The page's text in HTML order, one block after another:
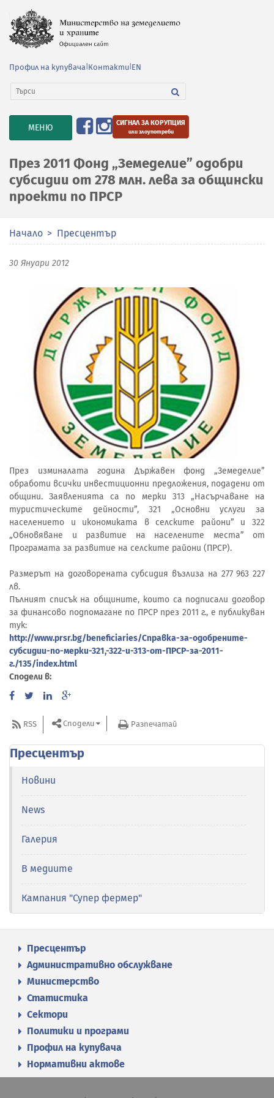
Профил на купувача Контакти EN
TOGGLE
NAVIGATION
МЕНЮ СИГНАЛ ЗА КОРУПЦИЯ
или злоупотреби
През 2011 Фонд „Земеделие” одобри
субсидии от 278 млн. лева за общински
проекти по ПРСР
Начало Пресцентър
30 Януари 2012
През изминалата година Държавен фонд „Земеделие”
обработи всички инвестиционни предложения, подадени от
общини. Заявленията са по мерки 313 „Насърчаване на
туристическите дейности”, 321 „Основни услуги за
населението и икономиката в селските райони” и 322
„Обновяване и развитие на населените места” от
Програмата за развитие на селските райони (ПРСР).
Размерът на договорената субсидия възлиза на 277 963 227
лв.
Пълният списък на общините, които са подписали договор
за финансово подпомагане по ПРСР през 2011 г., е публикуван
тук:
http://www.prsr.bg/beneficiaries/Справка-за-одобрените-
субсидии-по-мерки-321,-322-и-313-от-ПРСР-за-2011-
г./135/index.html
Сподели в:
RSS Сподели Разпечатай
Пресцентър
Новини
News
Галерия
В медиите
Кампания "Супер фермер"
Пресцентър
Административно обслужване
Министерство
Статистика
Сектори
Политики и програми
Профил на купувача
Нормативни актове